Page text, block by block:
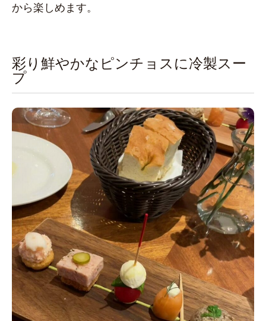
から楽しめます。
彩り鮮やかなピンチョスに冷製スー
プ